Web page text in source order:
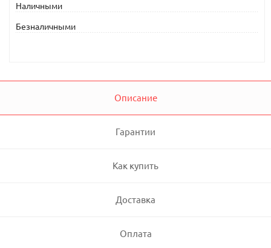
Наличными
Безналичными
Описание
Гарантии
Как купить
Доставка
Оплата